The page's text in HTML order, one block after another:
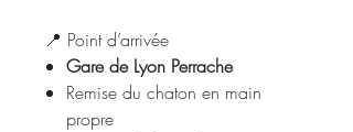
📍 Point d’arrivée
Gare de Lyon Perrache
Remise du chaton en main
propre